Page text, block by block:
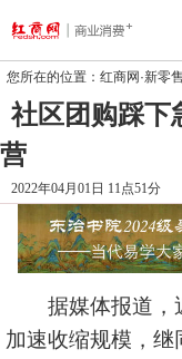
您所在的位置： 红商网·新零
社区团购踩下
营
2022年04月01日 11点51分
据媒体报道，
加速收缩规模，